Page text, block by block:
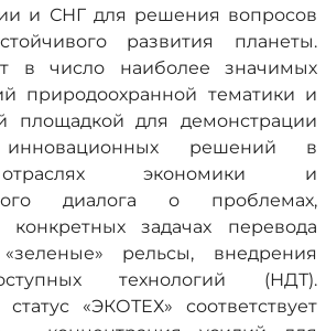
и СНГ для решения вопросов
развития планеты.
в число наиболее значимых
природоохранной тематики и
площадкой для демонстрации
инновационных решений в
экономики и
диалога о проблемах,
конкретных задачах перевода
рельсы, внедрения
технологий (НДТ).
«ЭКОТЕХ» соответствует